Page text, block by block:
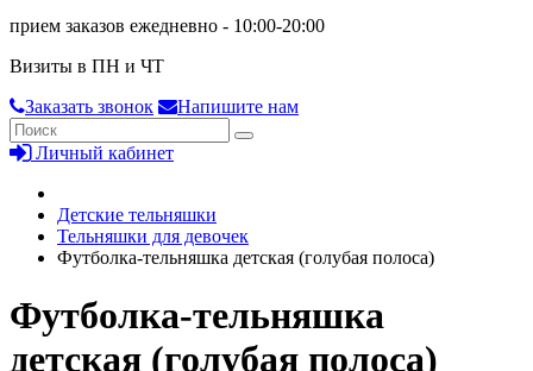
прием заказов ежедневно - 10:00-20:00
Визиты в ПН и ЧТ
Заказать звонок
Напишите нам
Личный кабинет
Детские тельняшки
Тельняшки для девочек
Футболка-тельняшка детская (голубая полоса)
Футболка-тельняшка
детская (голубая полоса)